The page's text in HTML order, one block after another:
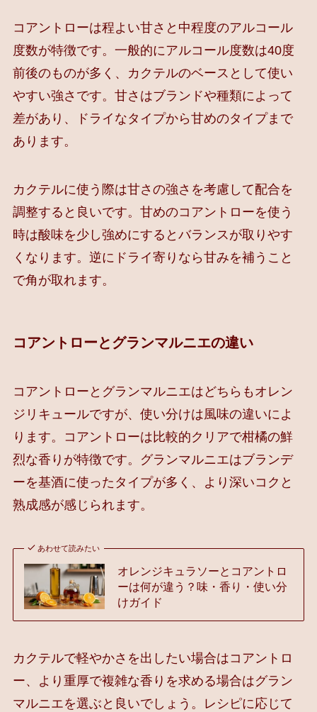
コアントローは程よい甘さと中程度のアルコール
度数が特徴です。一般的にアルコール度数は40度
前後のものが多く、カクテルのベースとして使い
やすい強さです。甘さはブランドや種類によって
差があり、ドライなタイプから甘めのタイプまで
あります。
カクテルに使う際は甘さの強さを考慮して配合を
調整すると良いです。甘めのコアントローを使う
時は酸味を少し強めにするとバランスが取りやす
くなります。逆にドライ寄りなら甘みを補うこと
で角が取れます。
コアントローとグランマルニエの違い
コアントローとグランマルニエはどちらもオレン
ジリキュールですが、使い分けは風味の違いによ
ります。コアントローは比較的クリアで柑橘の鮮
烈な香りが特徴です。グランマルニエはブランデ
ーを基酒に使ったタイプが多く、より深いコクと
熟成感が感じられます。
あわせて読みたい
オレンジキュラソーとコアントロ
ーは何が違う？味・香り・使い分
けガイド
カクテルで軽やかさを出したい場合はコアントロ
ー、より重厚で複雑な香りを求める場合はグラン
マルニエを選ぶと良いでしょう。レシピに応じて